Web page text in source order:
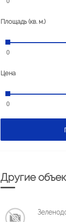
Площадь (кв. м.)
0
Цена
0
Другие